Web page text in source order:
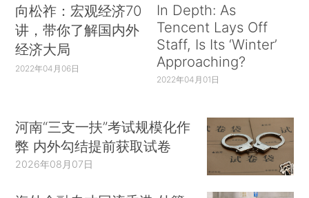
向松祚：宏观经济70
讲，带你了解国内外
经济大局
2022年04月06日
In Depth: As
Tencent Lays Off
Staff, Is Its ‘Winter’
Approaching?
2022年04月01日
河南“三支一扶”考试规模化作
弊 内外勾结提前获取试卷
2026年08月07日